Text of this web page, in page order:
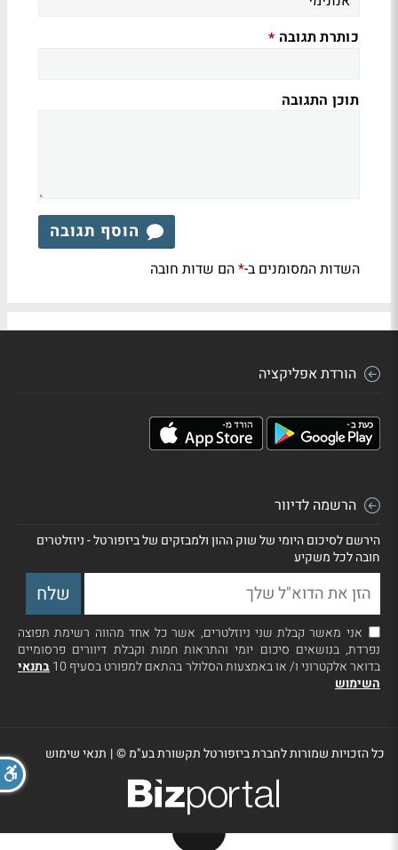
כותרת תגובה *
תוכן התגובה
הוסף תגובה
השדות המסומנים ב-*הם שדות חובה
הורדת אפליקציה
הרשמה לדיוור
הירשם לסיכום היומי של שוק ההון ולמבזקים של ביזפורטל - ניוזלטרים
חובה לכל משקיע
אני מאשר קבלת שני ניוזלטרים, אשר כל אחד מהווה רשימת תפוצה
נפרדת, בנושאים סיכום יומי והתראות חמות וקבלת דיוורים פרסומיים
בדואר אלקטרוני ו/ או באמצעות הסלולר בהתאם למפורט בסעיף 10
בתנאי
השימוש
כל הזכויות שמורות לחברת ביזפורטל תקשורת בע"מ ©| תנאי שימוש